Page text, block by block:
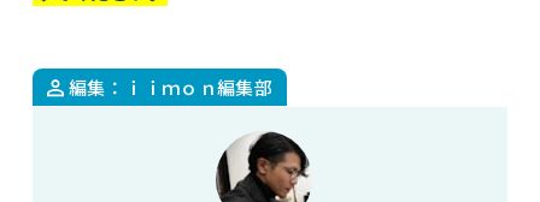
編集：ｉｉｍｏｎ編集部